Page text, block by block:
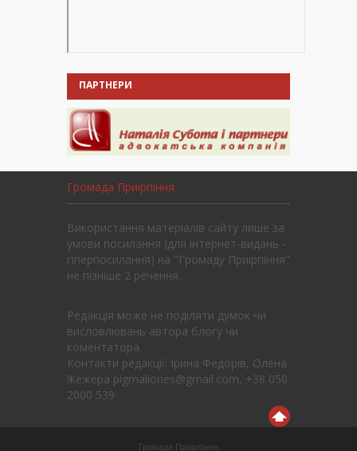
ПАРТНЕРИ
Громада Приірпіння
Використання матеріалів сайту лише за
умови посилання (для інтернет-видань -
гіперпосилання) на "Громаду Приірпіння"
не пізніше 2 речення.
Редакція може не поділяти думок чи
висловлювань автора блогу чи
коментатора.
Контакти редакції: Ірина Федорів, Олена
Жежера pigmaliones@gmail.com, +38 050
2000 539
Громада Приірпіння